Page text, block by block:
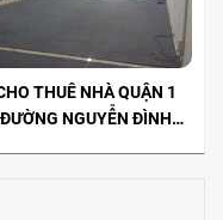
THUÊ NHÀ QUẬN 1
ĐƯỜNG NGUYỄN ĐÌNH